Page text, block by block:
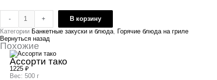
- +
В корзину
Категории Банкетные закуски и блюда, Горячие блюда на гриле
Вернуться назад
Похожие
Ассорти тако
1225 ₽
Вес: 500 г